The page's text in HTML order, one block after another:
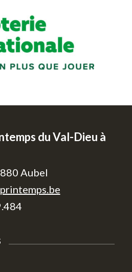
du Val-Dieu à
Aubel